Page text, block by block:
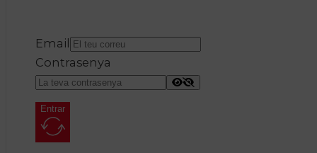
Email
Contrasenya
Entrar